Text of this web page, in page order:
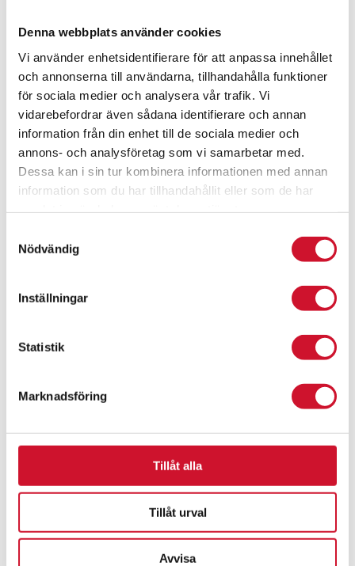
Denna webbplats använder cookies
Vi använder enhetsidentifierare för att anpassa innehållet
och annonserna till användarna, tillhandahålla funktioner
för sociala medier och analysera vår trafik. Vi
vidarebefordrar även sådana identifierare och annan
information från din enhet till de sociala medier och
annons- och analysföretag som vi samarbetar med.
Dessa kan i sin tur kombinera informationen med annan
information som du har tillhandahållit eller som de har
Nödvändig
Inställningar
Statistik
Marknadsföring
Tillåt alla
Tillåt urval
Avvisa